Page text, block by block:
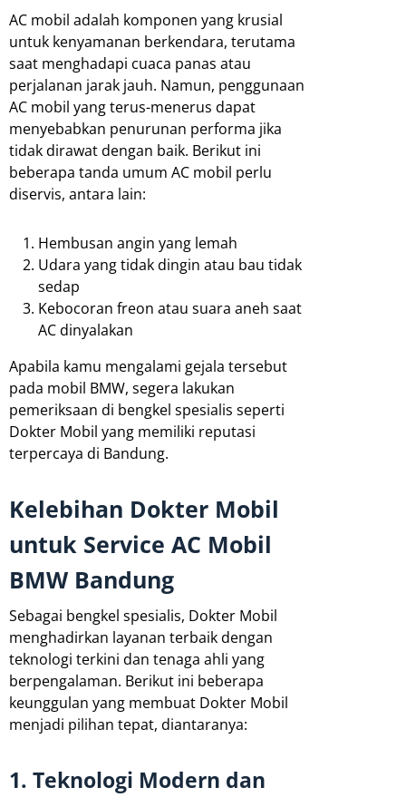
AC mobil adalah komponen yang krusial
untuk kenyamanan berkendara, terutama
saat menghadapi cuaca panas atau
perjalanan jarak jauh. Namun, penggunaan
AC mobil yang terus-menerus dapat
menyebabkan penurunan performa jika
tidak dirawat dengan baik. Berikut ini
beberapa tanda umum AC mobil perlu
diservis, antara lain:
Hembusan angin yang lemah
Udara yang tidak dingin atau bau tidak
sedap
Kebocoran freon atau suara aneh saat
AC dinyalakan
Apabila kamu mengalami gejala tersebut
pada mobil BMW, segera lakukan
pemeriksaan di bengkel spesialis seperti
Dokter Mobil yang memiliki reputasi
terpercaya di Bandung.
Kelebihan Dokter Mobil
untuk Service AC Mobil
BMW Bandung
Sebagai bengkel spesialis, Dokter Mobil
menghadirkan layanan terbaik dengan
teknologi terkini dan tenaga ahli yang
berpengalaman. Berikut ini beberapa
keunggulan yang membuat Dokter Mobil
menjadi pilihan tepat, diantaranya:
1. Teknologi Modern dan